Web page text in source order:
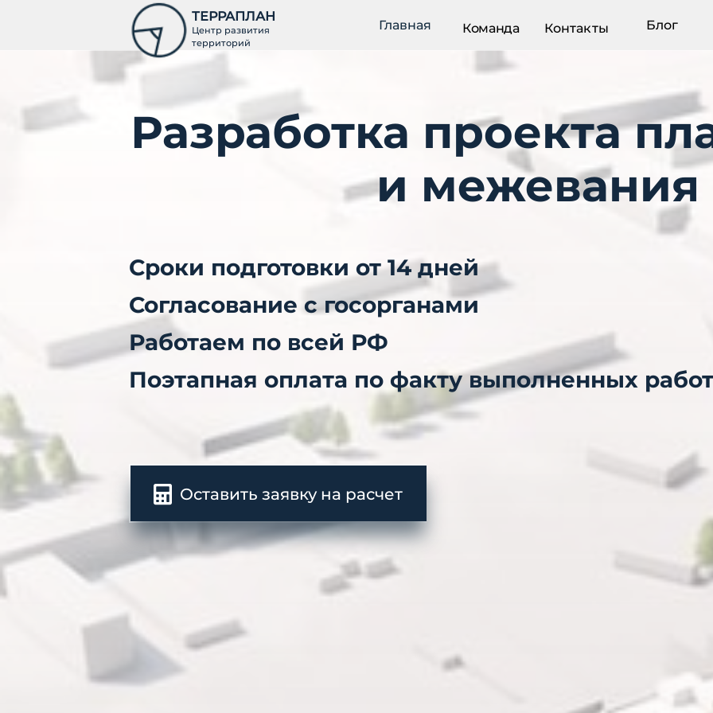
ТЕРРАПЛАН
Центр развития
территорий
Главная Команда Контакты Блог
Оставить заявку на расчет
Разработка проекта
и межевания
Сроки подготовки от 14дней
Согласование с госорганами
Работаем по всей РФ
Поэтапная оплата по факту выполненных работ